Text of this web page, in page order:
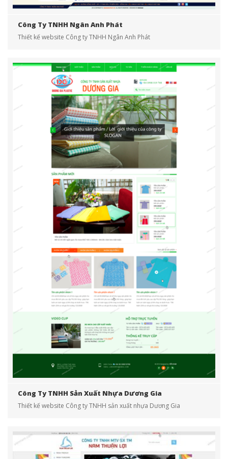
Công Ty TNHH Ngân Anh Phát
Thiết kế website Công ty TNHH Ngân Anh Phát
Công Ty TNHH Sản Xuất Nhựa Dương Gia
Thiết kế website Công ty TNHH sản xuất nhựa Dương Gia